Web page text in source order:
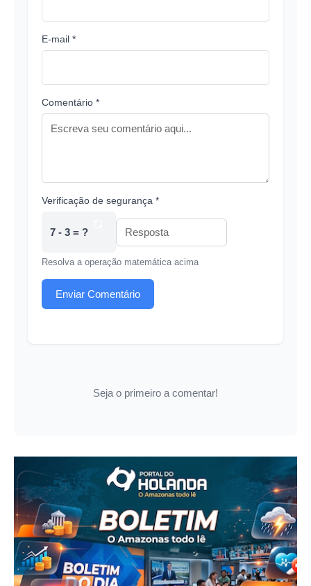
E-mail *
Comentário *
Verificação de segurança *
7 - 3 = ?
Resolva a operação matemática acima
Enviar Comentário
Seja o primeiro a comentar!